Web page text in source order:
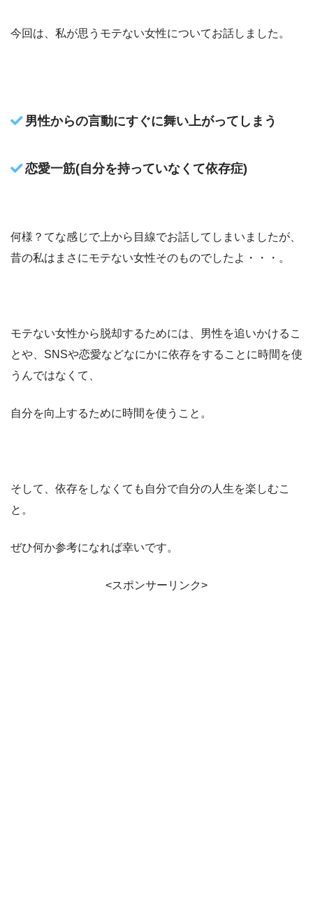
今回は、私が思うモテない女性についてお話しました。
男性からの言動にすぐに舞い上がってしまう
恋愛一筋(自分を持っていなくて依存症)
何様？てな感じで上から目線でお話してしまいましたが、
昔の私はまさにモテない女性そのものでしたよ・・・。
モテない女性から脱却するためには、男性を追いかけるこ
とや、SNSや恋愛などなにかに依存をすることに時間を使
うんではなくて、
自分を向上するために時間を使うこと。
そして、依存をしなくても自分で自分の人生を楽しむこ
と。
ぜひ何か参考になれば幸いです。
<スポンサーリンク>